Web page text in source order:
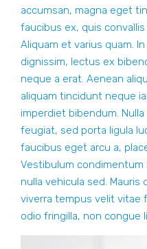
accumsan, magna eget
faucibus ex, quis
Aliquam et varius quam.
dignissim, lectus ex
neque a erat. Aenean
aliquam tincidunt neque
imperdiet bibendum.
feugiat, sed porta ligula
faucibus eget arcu a,
Vestibulum
nulla vehicula sed. Mauris
viverra tempus velit vitae
odio fringilla, non congue